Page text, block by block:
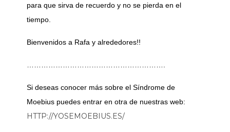
para que sirva de recuerdo y no se pierda en el
tiempo.
Bienvenidos a Rafa y alrededores!!
Si deseas conocer más sobre el Síndrome de
Moebius puedes entrar en otra de nuestras web:
HTTP://YOSEMOEBIUS.ES/